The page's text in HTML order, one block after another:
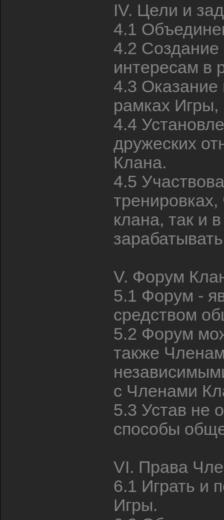
IV. Цели и
4.1
4.2 Создание
интересам в
4.3
рамках Игры,
4.4
дружеских
Клана.
4.5
тренировках,
клана, так и
V. Форум
5.1 Форум -
средством
5.2 Форум
также
с Членами
5.3 Устав не
способы
VI. Права
6.1 Играть и
Игры.